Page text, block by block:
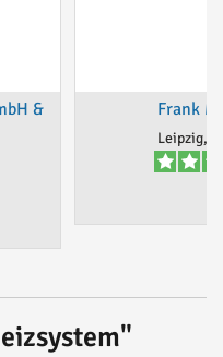
&
Frank
Leipzig,